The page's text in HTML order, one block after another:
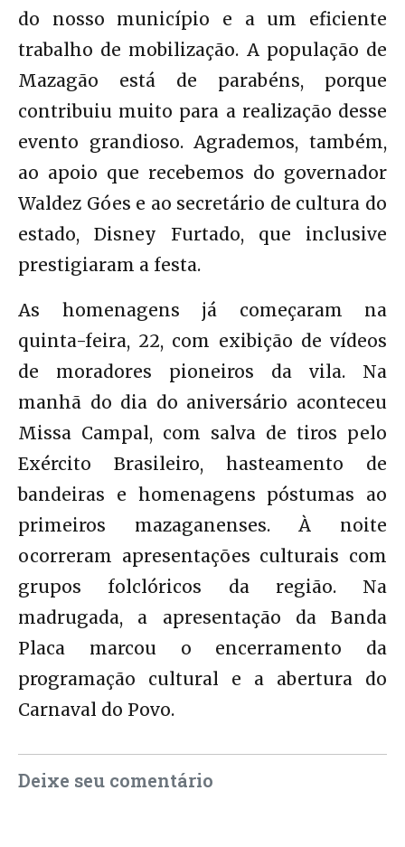
do nosso município e a um eficiente
trabalho de mobilização. A população de
Mazagão está de parabéns, porque
contribuiu muito para a realização desse
evento grandioso. Agrademos, também,
ao apoio que recebemos do governador
Waldez Góes e ao secretário de cultura do
estado, Disney Furtado, que inclusive
prestigiaram a festa.
As homenagens já começaram na
quinta-feira, 22, com exibição de vídeos
de moradores pioneiros da vila. Na
manhã do dia do aniversário aconteceu
Missa Campal, com salva de tiros pelo
Exército Brasileiro, hasteamento de
bandeiras e homenagens póstumas ao
primeiros mazaganenses. À noite
ocorreram apresentações culturais com
grupos folclóricos da região. Na
madrugada, a apresentação da Banda
Placa marcou o encerramento da
programação cultural e a abertura do
Carnaval do Povo.
Deixe seu comentário